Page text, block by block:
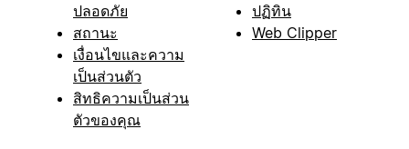
ปลอดภัย
สถานะ
เงื่อนไขและความ
เป็นส่วนตัว
สิทธิความเป็นส่วน
ตัวของคุณ
ปฏิทิน
Web Clipper